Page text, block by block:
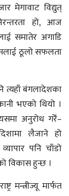
मेगावाट विद्युत्
हो, आज
समातेर अगाडि
ठूलो सफलता
त्यहाँ बंगलादेशका
भएको थियो ।
यसमा अनुरोध गरेँ–
लैजाने हो
पनि चाँडो
विकास हुन्छ ।
मन्त्रीज्यू मार्फत